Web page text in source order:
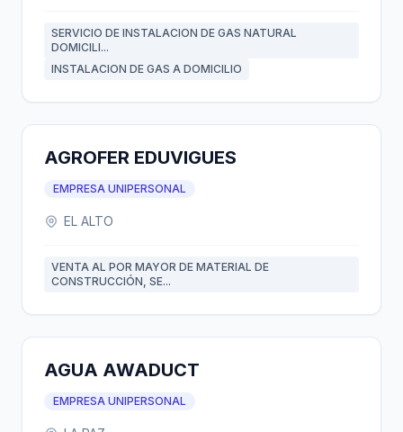
SERVICIO DE INSTALACION DE GAS NATURAL
DOMICILI...
INSTALACION DE GAS A DOMICILIO
AGROFER EDUVIGUES
EMPRESA UNIPERSONAL
EL ALTO
VENTA AL POR MAYOR DE MATERIAL DE
CONSTRUCCIÓN, SE...
AGUA AWADUCT
EMPRESA UNIPERSONAL